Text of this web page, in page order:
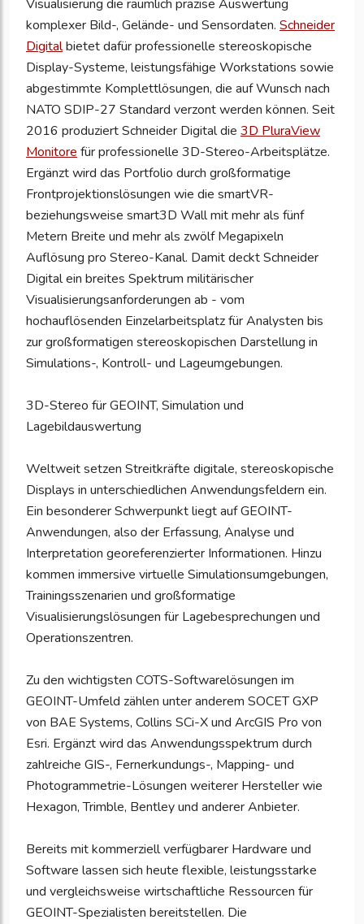
Visualisierung die räumlich präzise Auswertung
komplexer Bild-, Gelände- und Sensordaten. Schneider
Digitalbietet dafür professionelle stereoskopische
Display-Systeme, leistungsfähige Workstations sowie
abgestimmte Komplettlösungen, die auf Wunsch nach
NATO SDIP-27 Standard verzont werden können. Seit
2016 produziert Schneider Digital die 3D PluraView
Monitore für professionelle 3D-Stereo-Arbeitsplätze.
Ergänzt wird das Portfolio durch großformatige
Frontprojektionslösungen wie die smartVR-
beziehungsweise smart3D Wall mit mehr als fünf
Metern Breite und mehr als zwölf Megapixeln
Auflösung pro Stereo-Kanal. Damit deckt Schneider
Digital ein breites Spektrum militärischer
Visualisierungsanforderungen ab - vom
hochauflösenden Einzelarbeitsplatz für Analysten bis
zur großformatigen stereoskopischen Darstellung in
Simulations-, Kontroll- und Lageumgebungen.
3D-Stereo für GEOINT, Simulation und
Lagebildauswertung
Weltweit setzen Streitkräfte digitale, stereoskopische
Displays in unterschiedlichen Anwendungsfeldern ein.
Ein besonderer Schwerpunkt liegt auf GEOINT-
Anwendungen, also der Erfassung, Analyse und
Interpretation georeferenzierter Informationen. Hinzu
kommen immersive virtuelle Simulationsumgebungen,
Trainingsszenarien und großformatige
Visualisierungslösungen für Lagebesprechungen und
Operationszentren.
Zu den wichtigsten COTS-Softwarelösungen im
GEOINT-Umfeld zählen unter anderem SOCET GXP
von BAE Systems, Collins SCi-X und ArcGIS Pro von
Esri. Ergänzt wird das Anwendungsspektrum durch
zahlreiche GIS-, Fernerkundungs-, Mapping- und
Photogrammetrie-Lösungen weiterer Hersteller wie
Hexagon, Trimble, Bentley und anderer Anbieter.
Bereits mit kommerziell verfügbarer Hardware und
Software lassen sich heute flexible, leistungsstarke
und vergleichsweise wirtschaftliche Ressourcen für
GEOINT-Spezialisten bereitstellen. Die